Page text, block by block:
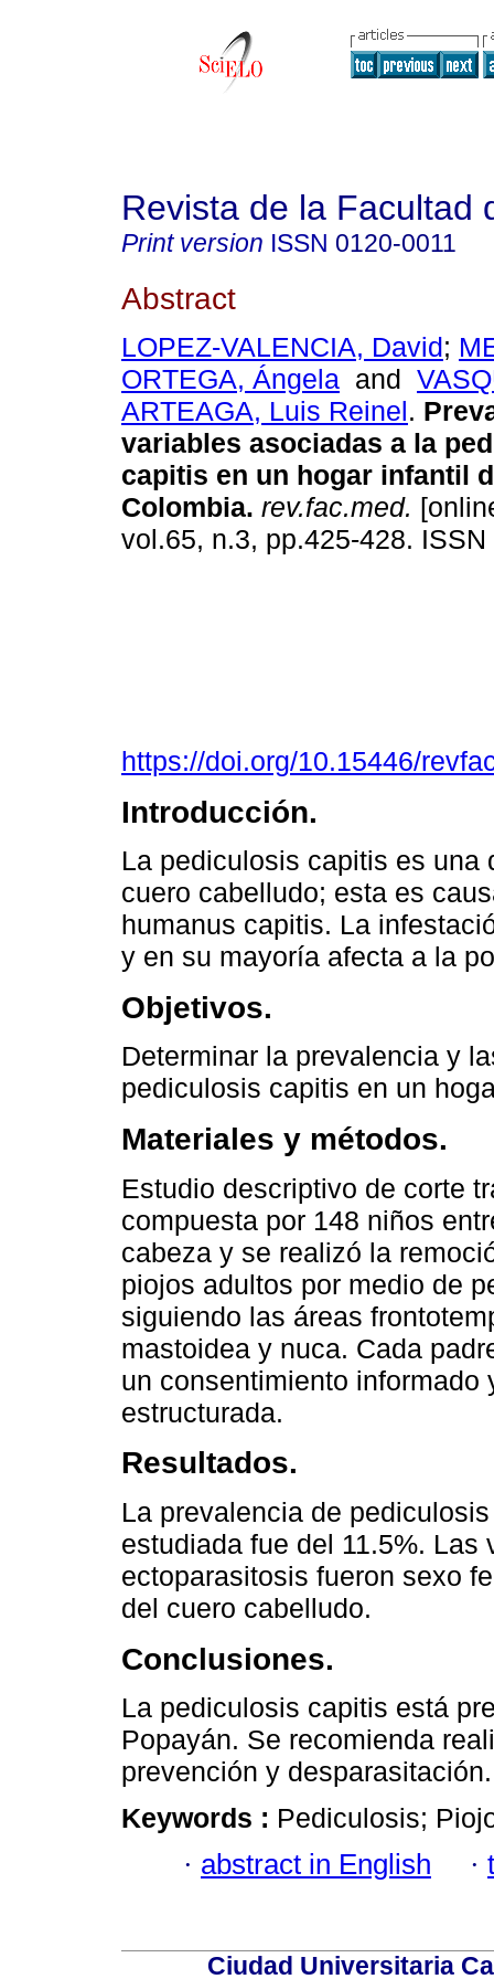
Revista de la Facultad
Print version ISSN 0120-0011
Abstract
LOPEZ-VALENCIA, David;
ORTEGA, Ángela and
ARTEAGA, Luis Reinel.
variables asociadas a la
capitis en un hogar infantil
Colombia. rev.fac.med.
vol.65, n.3, pp.425-428.
https://doi.org/10.15446/
Introducción.
La pediculosis capitis es una
cuero cabelludo; esta es
humanus capitis. La
y en su mayoría afecta a la
Objetivos.
Determinar la prevalencia y
pediculosis capitis en un
Materiales y métodos.
Estudio descriptivo de corte
compuesta por 148 niños
cabeza y se realizó la
piojos adultos por medio de
siguiendo las áreas
mastoidea y nuca. Cada
un consentimiento informado
estructurada.
Resultados.
La prevalencia de
estudiada fue del 11.5%.
ectoparasitosis fueron sexo
del cuero cabelludo.
Conclusiones.
La pediculosis capitis está
Popayán. Se recomienda
prevención y desparasitación.
Keywords : Pediculosis;
· abstract in English ·
Ciudad Universitaria